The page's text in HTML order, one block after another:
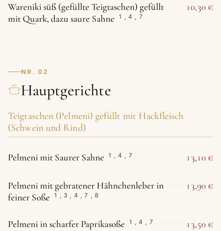
Wareniki süß (gefüllte Teigtaschen) gefüllt
mit Quark, dazu saure Sahne
1 , 4 , 7
10,30 €
NR. 02
Hauptgerichte
Teigtaschen (Pelmeni) gefüllt mit Hackfleisch
(Schwein und Rind)
Pelmeni mit Saurer Sahne 1 , 4 , 7 13,10 €
Pelmeni mit gebratener Hähnchenleber in
feiner Soße
1 , 3 , 4 , 7 , 8
13,90 €
Pelmeni in scharfer Paprikasoße 1 , 4 , 7 13,50 €